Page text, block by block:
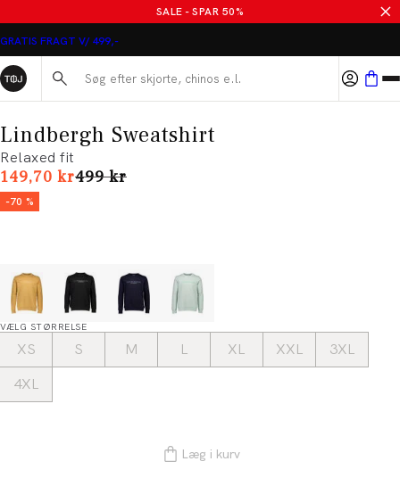
SALE - SPAR 50%
GRATIS FRAGT V/ 499,-
Søg her...
Lindbergh Sweatshirt
Relaxed fit
149,70 krI alt (uden rabat)
499 kr
-70 %
VÆLG STØRRELSE
XS S M L XL XXL
3XL
4XL
Læg i kurv